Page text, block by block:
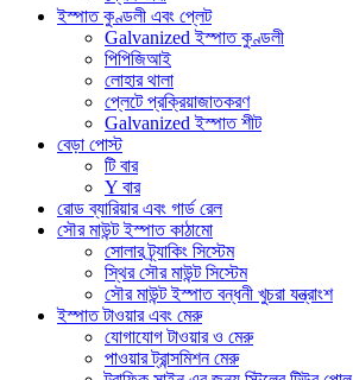
ইস্পাত কুণ্ডলী এবং প্লেট
Galvanized ইস্পাত কুণ্ডলী
পিপিজিআই
লোহার থালা
প্লেটে প্রক্রিয়াজাতকরণ
Galvanized ইস্পাত শীট
বেড়া পোস্ট
টি বার
Y বার
রোড ব্যারিয়ার এবং গার্ড রেল
সৌর মাউন্ট ইস্পাত কাঠামো
সোলার ট্র্যাকিং সিস্টেম
স্থির সৌর মাউন্ট সিস্টেম
সৌর মাউন্ট ইস্পাত বন্ধনী খুচরা যন্ত্রাংশ
ইস্পাত টাওয়ার এবং মেরু
যোগাযোগ টাওয়ার ও মেরু
পাওয়ার ট্রান্সমিশন মেরু